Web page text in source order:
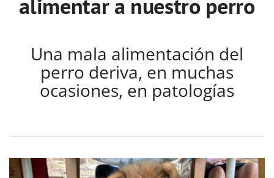
alimentar a nuestro perro
Una mala alimentación del
perro deriva, en muchas
ocasiones, en patologías